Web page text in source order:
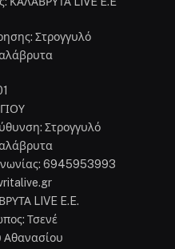
Στρογγυλό
Στρογγυλό
6945953993
LIVE E.E.
Τσενέ
Αθανασίου